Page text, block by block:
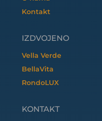
Kontakt
IZDVOJENO
Vella Verde
BellaVita
RondoLUX
KONTAKT